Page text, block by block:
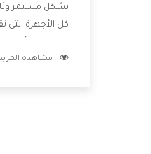
بشكل مستمر
كل الأجهزة التى
أفضل خدمات ما
مشاهدة